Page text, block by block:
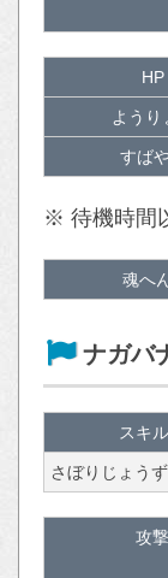
HP
ようり
すば
※ 待機時間
魂へ
ナガバ
スキ
さぼりじょうず
攻撃